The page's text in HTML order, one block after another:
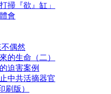
掃『欲』缸」
會
偶然
的生命（二）
迫害案例
中共活摘器官
刷版）